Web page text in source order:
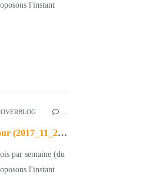
l'instant
L'instant néerlandais du jour (2017_11_29): Toon Hermans - Oh Marie!
par semaine (du
l'instant